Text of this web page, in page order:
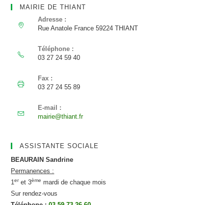
MAIRIE DE THIANT
Adresse :
Rue Anatole France 59224 THIANT
Téléphone :
03 27 24 59 40
Fax :
03 27 24 55 89
E-mail :
mairie@thiant.frS’ouvre
application
ASSISTANTE SOCIALE
BEAURAIN Sandrine
Permanences :
1eret 3ème mardi de chaque mois
Sur rendez-vous